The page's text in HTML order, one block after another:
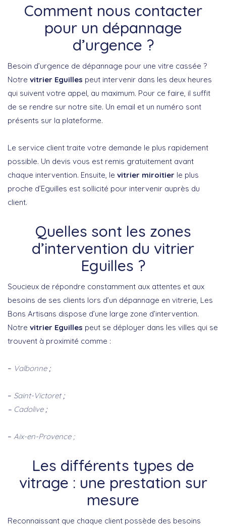
Comment nous contacter
pour un dépannage
d’urgence ?
Besoin d’urgence de dépannage pour une vitre cassée ?
Notre vitrier Eguilles peut intervenir dans les deux heures
qui suivent votre appel, au maximum. Pour ce faire, il suffit
de se rendre sur notre site. Un email et un numéro sont
présents sur la plateforme.
Le service client traite votre demande le plus rapidement
possible. Un devis vous est remis gratuitement avant
chaque intervention. Ensuite, le vitrier miroitier le plus
proche d’Eguilles est sollicité pour intervenir auprès du
client.
Quelles sont les zones
d’intervention du vitrier
Eguilles ?
Soucieux de répondre constamment aux attentes et aux
besoins de ses clients lors d’un dépannage en vitrerie, Les
Bons Artisans dispose d’une large zone d’intervention.
Notre vitrier Eguilles peut se déployer dans les villes qui se
trouvent à proximité comme :
– Valbonne;
– Saint-Victoret;
– Cadolive;
– Aix-en-Provence ;
Les différents types de
vitrage : une prestation sur
mesure
Reconnaissant que chaque client possède des besoins